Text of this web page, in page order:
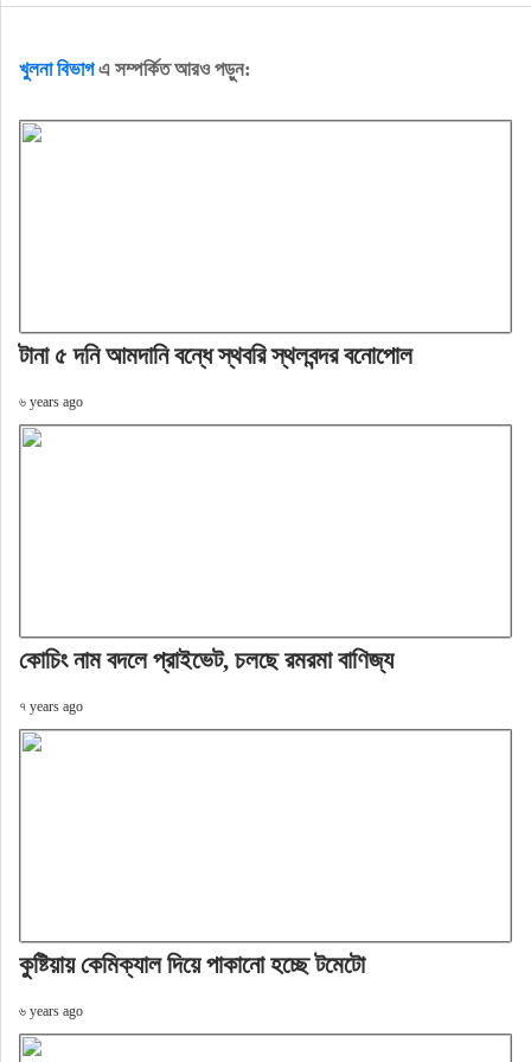
খুলনা বিভাগএ সম্পর্কিত আরও পড়ুন:
টানা ৫ দনি আমদানি বন্ধে স্থবরি স্থলবন্দর বনোপোল
৬ years ago
কোচিং নাম বদলে প্রাইভেট, চলছে রমরমা বাণিজ্য
৭ years ago
কুষ্টিয়ায় কেমিক্যাল দিয়ে পাকানো হচ্ছে টমেটো
৬ years ago